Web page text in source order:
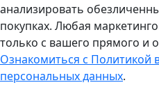
анализировать
покупках. Любая
только с вашего прямого и
Ознакомиться с Политикой
персональных данных.